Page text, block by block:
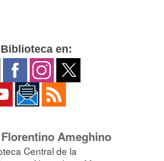
en:
Ameghino
Central de la